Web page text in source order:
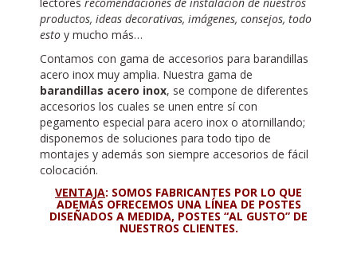
productos, ideas decorativas, imágenes, consejos, todo
esto y mucho más…
Contamos con gama de accesorios para barandillas
acero inox muy amplia. Nuestra gama de
barandillas acero inox, se compone de diferentes
accesorios los cuales se unen entre sí con
pegamento especial para acero inox o atornillando;
disponemos de soluciones para todo tipo de
montajes y además son siempre accesorios de fácil
colocación.
VENTAJA: SOMOS FABRICANTES POR LO QUE
ADEMÁS OFRECEMOS UNA LÍNEA DE POSTES
DISEÑADOS A MEDIDA, POSTES “AL GUSTO” DE
NUESTROS CLIENTES.